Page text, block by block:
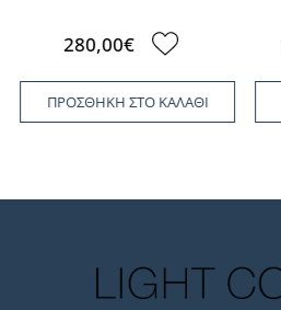
280,00€
ΠΡΟΣΘΗΚΗ ΣΤΟ ΚΑΛΑΘΙ